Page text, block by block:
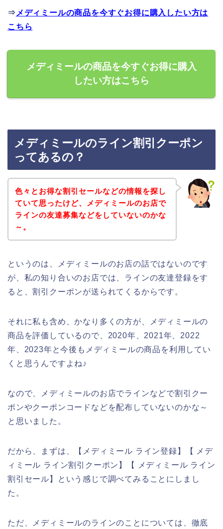
⇒ メディミールの商品を今すぐお得に購入したい方は
こちら
メディミールの商品を今すぐお得に購入
したい方はこちら
メディミールのライン割引クーポン
ってあるの？
色々とお得な割引セールなどの情報を探し
ていて思ったけど、メディミールのお店で
ラインの友達募集などをしていないのかな
～。
というのは、メディミールのお店の話ではないのです
が、私の知り合いのお店では、ラインの友達登録をす
ると、割引クーポンが送られてくるからです。
それに私も含め、かなり多くの方が、メディミールの
商品を評価しているので、2020年、2021年、2022
年、2023年と今後もメディミールの商品を利用してい
くと思うんですよね♪
なので、メディミールのお店でラインなどで割引クー
ポンやクーポンコードなどを配布していないのかな～
と思いました。
だから、まずは、【メディミール ライン登録】【 メデ
ィミール ライン割引クーポン】【 メディミール ライン
割引セール】という感じで調べてみることにしまし
た。
ただ、メディミールのラインのことについては、徹底